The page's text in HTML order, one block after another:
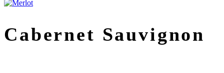
Cabernet Sauvignon